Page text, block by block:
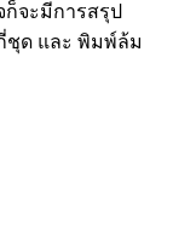
ก็จะมีการสรุป
ชุด และ พิมพ์ล้ม